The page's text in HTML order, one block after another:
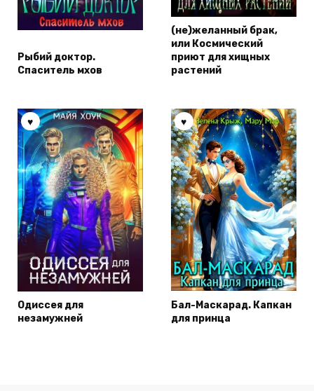
Рыбий доктор.
Спаситель мхов
(не)желанный брак,
или Космический
приют для хищных
растений
Одиссея для
незамужней
Бал-Маскарад. Капкан
для принца